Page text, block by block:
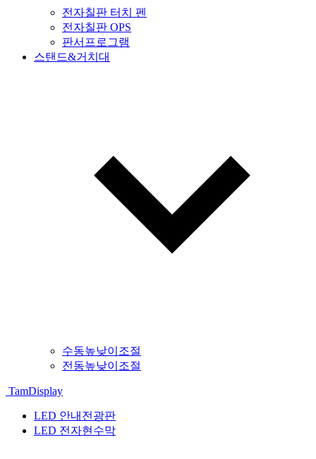
전자칠판 터치 펜
전자칠판 OPS
판서프로그램
스탠드&거치대
수동높낮이조절
전동높낮이조절
TamDisplay
LED 안내전광판
LED 전자현수막